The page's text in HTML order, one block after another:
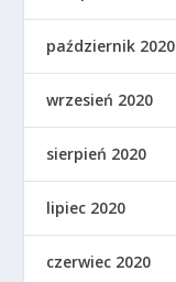
październik 2020
wrzesień 2020
sierpień 2020
lipiec 2020
czerwiec 2020